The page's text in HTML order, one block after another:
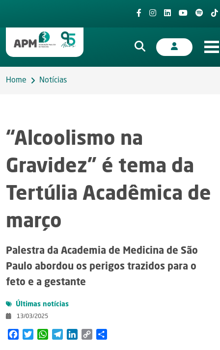
Home Notícias
“Alcoolismo na
Gravidez” é tema da
Tertúlia Acadêmica de
março
Palestra da Academia de Medicina de São
Paulo abordou os perigos trazidos para o
feto e a gestante
Últimas notícias
13/03/2025
FacebookTwitterWhatsAppTelegramLinkedIn
Copy